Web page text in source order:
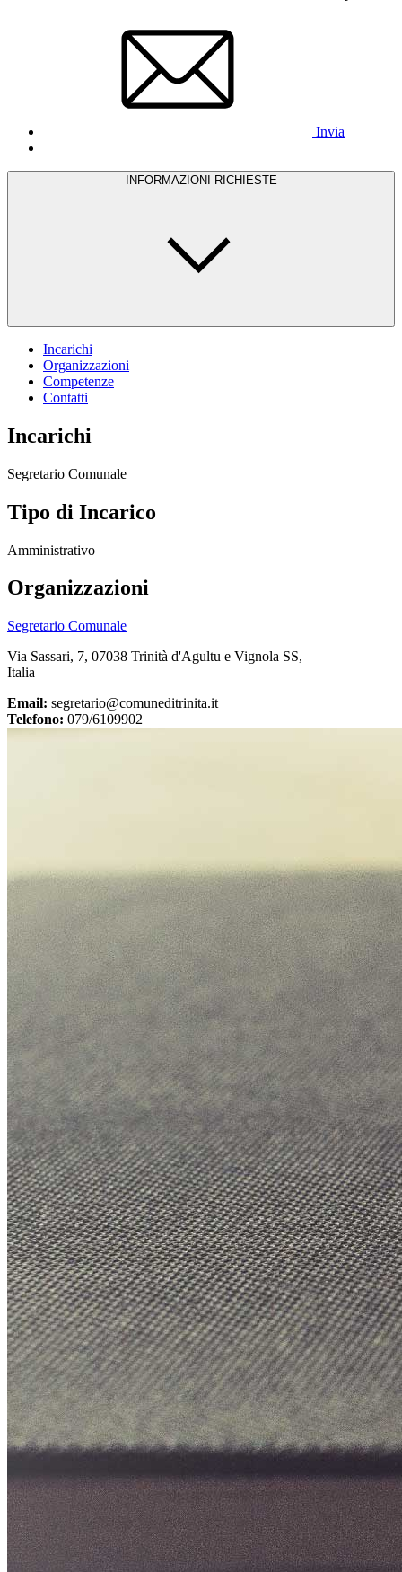
Invia
INFORMAZIONI RICHIESTE
Incarichi
Organizzazioni
Competenze
Contatti
Incarichi
Segretario Comunale
Tipo di Incarico
Amministrativo
Organizzazioni
Segretario Comunale
Via Sassari, 7, 07038 Trinità d'Agultu e Vignola SS,
Italia
Email: segretario@comuneditrinita.it
Telefono: 079/6109902